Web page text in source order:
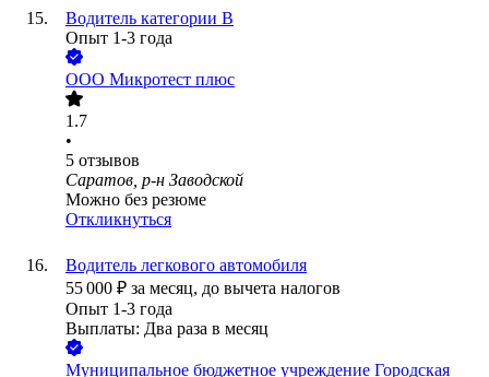
Водитель категории В
Опыт 1-3 года
ООО Микротест плюс
1.7
•
5 отзывов
Саратов, р-н Заводской
Можно без резюме
Откликнуться
Водитель легкового автомобиля
55 000 ₽ за месяц, до вычета налогов
Опыт 1-3 года
Выплаты: Два раза в месяц
Муниципальное бюджетное учреждение Городская